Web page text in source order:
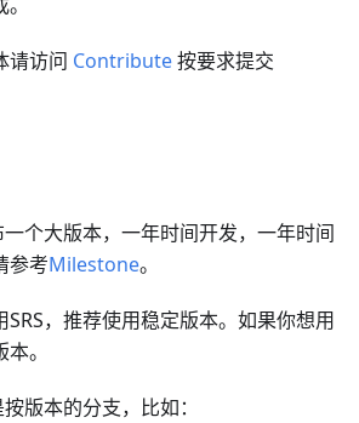
请访问 Contribute按要求提交
个大版本，一年时间开发，一年时间
参考Milestone。
，推荐使用稳定版本。如果你想用
。
版本的分支，比如：